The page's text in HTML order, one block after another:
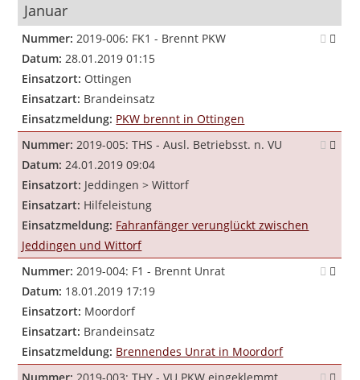
Januar
Nummer: 2019-006: FK1 - Brennt PKW
Datum: 28.01.2019 01:15
Einsatzort: Ottingen
Einsatzart: Brandeinsatz
Einsatzmeldung: PKW brennt in Ottingen
Nummer: 2019-005: THS - Ausl. Betriebsst. n. VU
Datum: 24.01.2019 09:04
Einsatzort: Jeddingen > Wittorf
Einsatzart: Hilfeleistung
Einsatzmeldung: Fahranfänger verunglückt zwischen
Jeddingen und Wittorf
Nummer: 2019-004: F1 - Brennt Unrat
Datum: 18.01.2019 17:19
Einsatzort: Moordorf
Einsatzart: Brandeinsatz
Einsatzmeldung: Brennendes Unrat in Moordorf